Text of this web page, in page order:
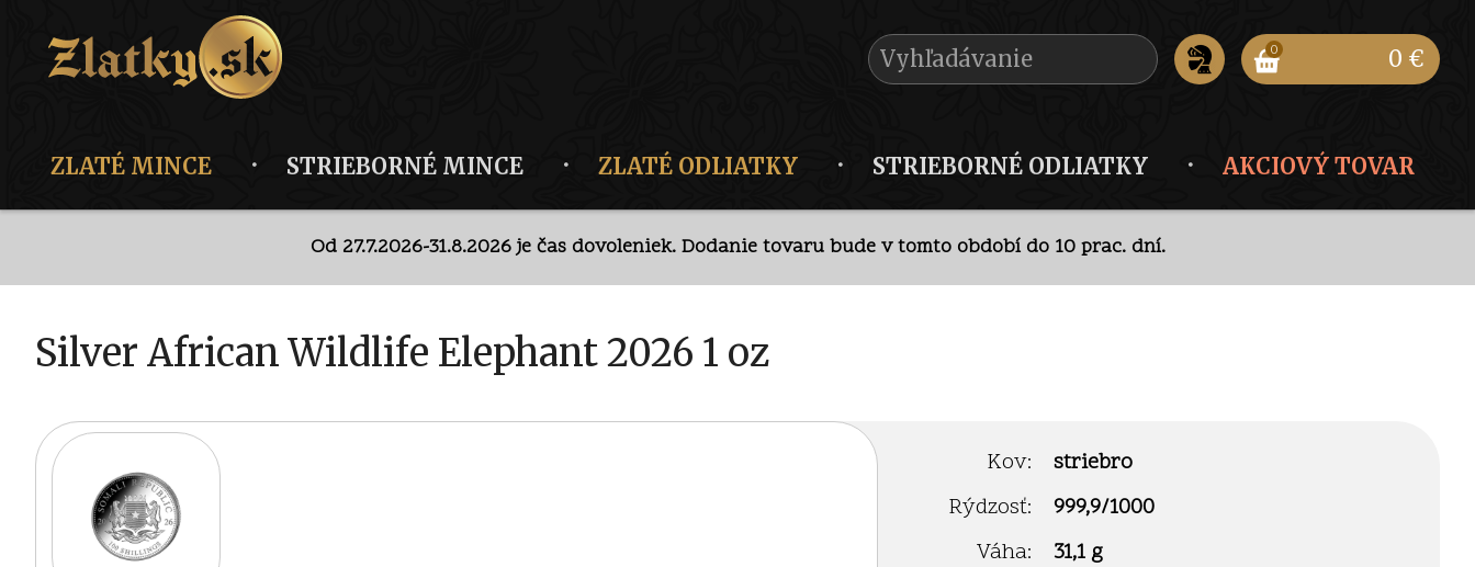
0 0 €
ZLATÉ MINCE STRIEBORNÉ MINCE ZLATÉ ODLIATKY STRIEBORNÉ ODLIATKY AKCIOVÝ TOVAR
Od 27.7.2026-31.8.2026 je čas dovoleniek. Dodanie tovaru bude v tomto období do 10 prac. dní.
Diskrétny predaj v kamennej predajni potelefonickej dohode.
Od 27.7.2026-31.8.2026 je čas dovoleniek. Dodanie tovaru bude v tomto období do 10 prac. dní.
Silver African Wildlife Elephant 2026 1 oz
Kov:
striebro
Rýdzosť:
999,9/1000
Váha:
31,1 g